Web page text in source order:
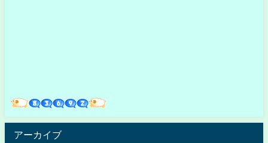
アーカイブ